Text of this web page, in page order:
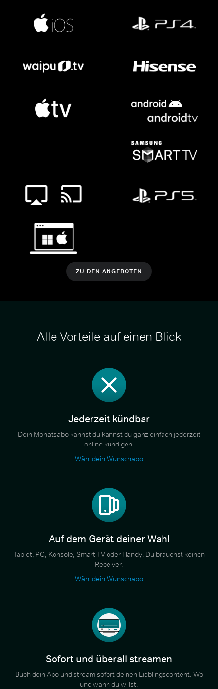
ZU DEN ANGEBOTEN
Alle Vorteile auf einen Blick
Jederzeit kündbar
Dein Monatsabo kannst du kannst du ganz einfach jederzeit
online kündigen.
Wähl dein Wunschabo
Auf dem Gerät deiner Wahl
Tablet, PC, Konsole, Smart TV oder Handy. Du brauchst keinen
Receiver.
Wähl dein Wunschabo
Sofort und überall streamen
Buch dein Abo und stream sofort deinen Lieblingscontent. Wo
und wann du willst.